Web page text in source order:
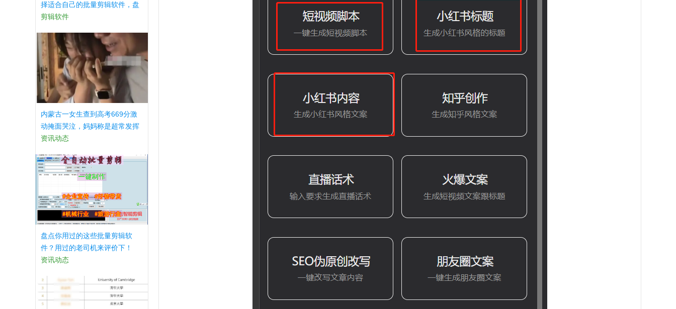
择适合自己的批量剪辑软件，盘
点以下几款软件！
剪辑软件
内蒙古一女生查到高考669分激
动掩面哭泣，妈妈称是超常发挥
资讯动态
盘点你用过的这些批量剪辑软
件？用过的老司机来评价下！
资讯动态